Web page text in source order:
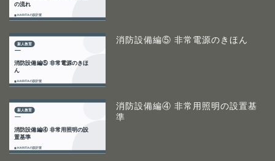
消防設備編⑤ 非常電源のきほん
消防設備編④ 非常用照明の設置基
準